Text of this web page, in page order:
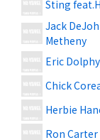
Sting
Jack
Metheny
Eric
Chick
Herbie
Ron